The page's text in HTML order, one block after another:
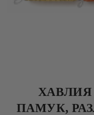
ХАВЛИЯ
ПАМУК,